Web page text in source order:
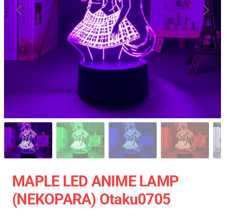
MAPLE LED ANIME LAMP
(NEKOPARA) Otaku0705